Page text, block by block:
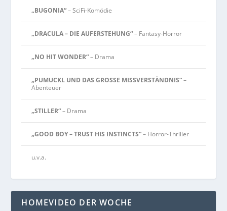
„BUGONIA“– SciFi-Komödie
„DRACULA – DIE AUFERSTEHUNG“– Fantasy-Horror
„NO HIT WONDER“– Drama
„PUMUCKL UND DAS GROSSE MISSVERSTÄNDNIS“–
Abenteuer
„STILLER“– Drama
„GOOD BOY – TRUST HIS INSTINCTS“– Horror-Thriller
u.v.a.
HOMEVIDEO DER WOCHE